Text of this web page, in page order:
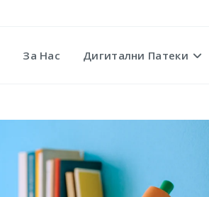
За Нас Дигитални Патеки